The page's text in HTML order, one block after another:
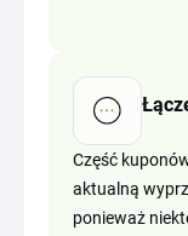
Część
aktualną
ponieważ